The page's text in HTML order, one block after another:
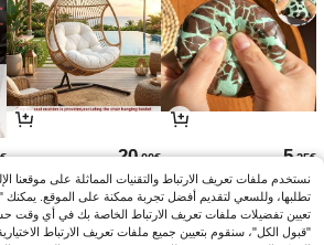
5.25€
20.00€
نستخدم ملفات تعريف الارتباط والتقنيات المماثلة على موقعنا
تطلبها، وللسعي لتقديم أفضل تجربة ممكنة على الموقع.
تعيين تفضيلات ملفات تعريف الارتباط الخاصة بك في أي وقت
"قبول الكل"، سنقوم بتعيين جميع ملفات تعريف الارتباط